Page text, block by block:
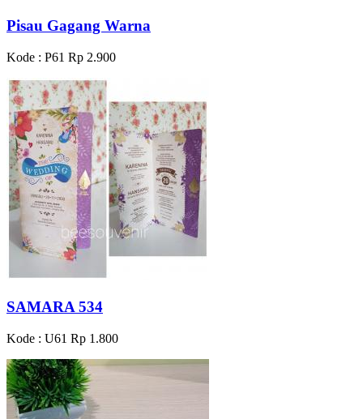
Pisau Gagang Warna
Kode : P61 Rp 2.900
SAMARA 534
Kode : U61 Rp 1.800